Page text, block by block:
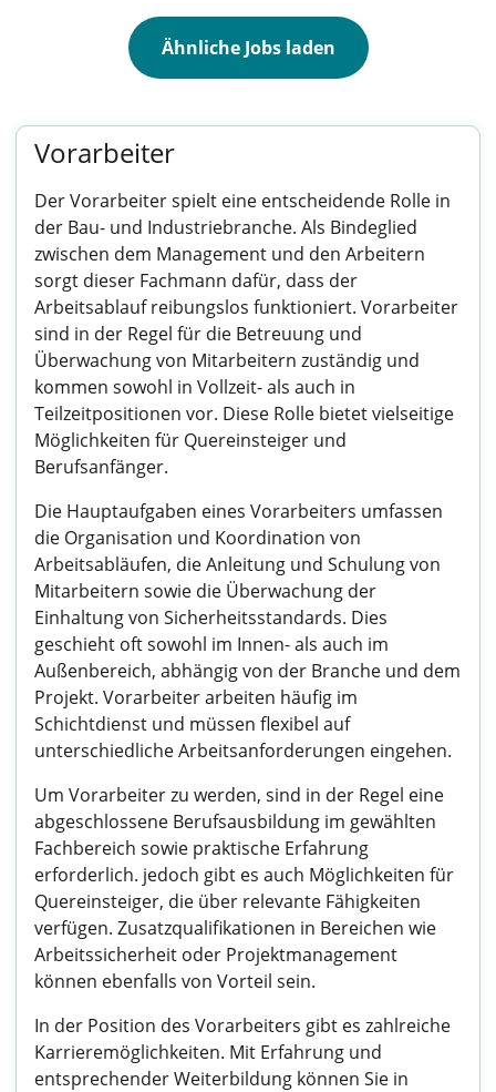
Ähnliche Jobs laden
Vorarbeiter
Der Vorarbeiter spielt eine entscheidende Rolle in
der Bau- und Industriebranche. Als Bindeglied
zwischen dem Management und den Arbeitern
sorgt dieser Fachmann dafür, dass der
Arbeitsablauf reibungslos funktioniert. Vorarbeiter
sind in der Regel für die Betreuung und
Überwachung von Mitarbeitern zuständig und
kommen sowohl in Vollzeit- als auch in
Teilzeitpositionen vor. Diese Rolle bietet vielseitige
Möglichkeiten für Quereinsteiger und
Berufsanfänger.
Die Hauptaufgaben eines Vorarbeiters umfassen
die Organisation und Koordination von
Arbeitsabläufen, die Anleitung und Schulung von
Mitarbeitern sowie die Überwachung der
Einhaltung von Sicherheitsstandards. Dies
geschieht oft sowohl im Innen- als auch im
Außenbereich, abhängig von der Branche und dem
Projekt. Vorarbeiter arbeiten häufig im
Schichtdienst und müssen flexibel auf
unterschiedliche Arbeitsanforderungen eingehen.
Um Vorarbeiter zu werden, sind in der Regel eine
abgeschlossene Berufsausbildung im gewählten
Fachbereich sowie praktische Erfahrung
erforderlich. jedoch gibt es auch Möglichkeiten für
Quereinsteiger, die über relevante Fähigkeiten
verfügen. Zusatzqualifikationen in Bereichen wie
Arbeitssicherheit oder Projektmanagement
können ebenfalls von Vorteil sein.
In der Position des Vorarbeiters gibt es zahlreiche
Karrieremöglichkeiten. Mit Erfahrung und
entsprechender Weiterbildung können Sie in